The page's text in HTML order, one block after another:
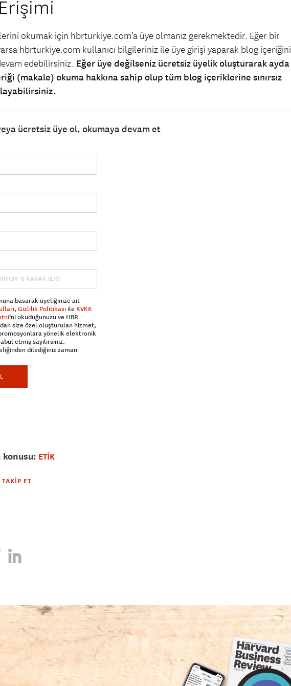
okumak için hbrturkiye.com’a üye olmanız gerekmektedir. Eğer bir
hbrturkiye.com kullanıcı bilgileriniz ile üye girişi yaparak blog içeriğini
edebilirsiniz. Eğer üye değilseniz ücretsiz üyelik oluşturarak ayda
(makale) okuma hakkına sahip olup tüm blog içeriklerine sınırsız
ücretsiz üye ol, okumaya devam et
basarak üyeliğinize ait
, Gizlilik Politikası ile KVKK
’ni okuduğunuzu ve HBR
size özel oluşturulan hizmet,
yönelik elektronik
etmiş sayılırsınız.
dilediğiniz zaman
konusu: ETİK
TAKIP ET